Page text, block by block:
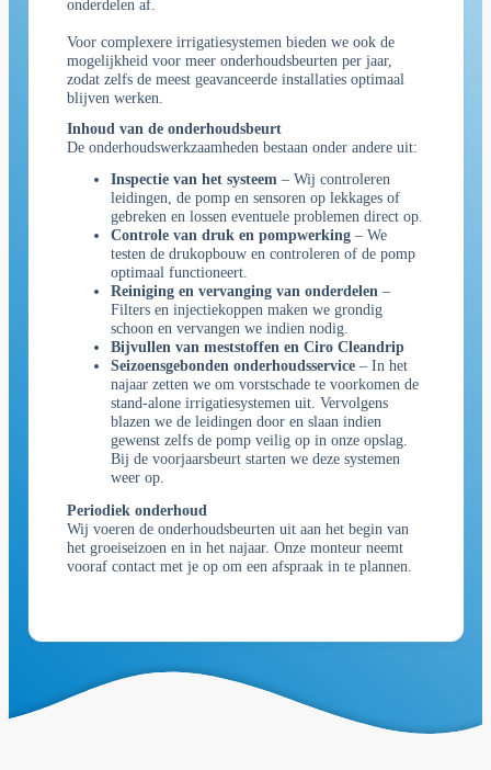
onderdelen af.
Voor complexere irrigatiesystemen bieden we ook de
mogelijkheid voor meer onderhoudsbeurten per jaar,
zodat zelfs de meest geavanceerde installaties optimaal
blijven werken.
Inhoud van de onderhoudsbeurt
De onderhoudswerkzaamheden bestaan onder andere uit:
Inspectie van het systeem – Wij controleren
leidingen, de pomp en sensoren op lekkages of
gebreken en lossen eventuele problemen direct op.
Controle van druk en pompwerking – We
testen de drukopbouw en controleren of de pomp
optimaal functioneert.
Reiniging en vervanging van onderdelen –
Filters en injectiekoppen maken we grondig
schoon en vervangen we indien nodig.
Bijvullen van meststoffen en Ciro Cleandrip
Seizoensgebonden onderhoudsservice – In het
najaar zetten we om vorstschade te voorkomen de
stand-alone irrigatiesystemen uit. Vervolgens
blazen we de leidingen door en slaan indien
gewenst zelfs de pomp veilig op in onze opslag.
Bij de voorjaarsbeurt starten we deze systemen
weer op.
Periodiek onderhoud
Wij voeren de onderhoudsbeurten uit aan het begin van
het groeiseizoen en in het najaar. Onze monteur neemt
vooraf contact met je op om een afspraak in te plannen.